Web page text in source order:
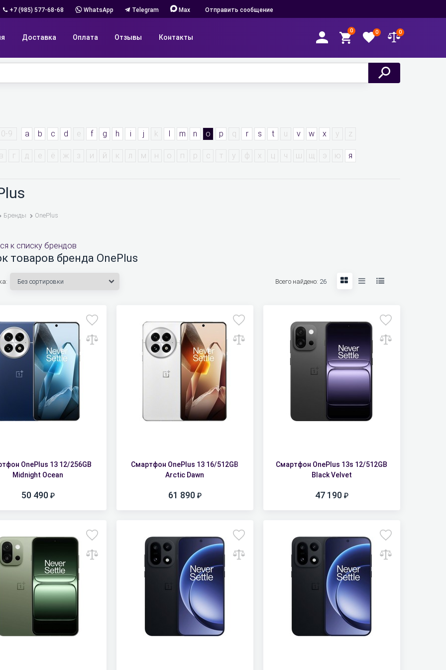
+7 (985) 577-68-68 WhatsApp Telegram Max Отправить сообщение
Доставка Оплата Отзывы Контакты
0 0 0
0-9 a b c d e f g h i j k m n o p q r s t u v w x y z
г д е ё ж з и й к л м н о п р с т у ф х ц ч ш щ э ю я
Бренды OnePlus
к списку брендов
товаров бренда OnePlus
Всего найдено: 26
OnePlus 13 12/256GB
Midnight Ocean
50 490
Смартфон OnePlus 13 16/512GB
Arctic Dawn
61 890
Смартфон OnePlus 13s 12/512GB
Black Velvet
47 190